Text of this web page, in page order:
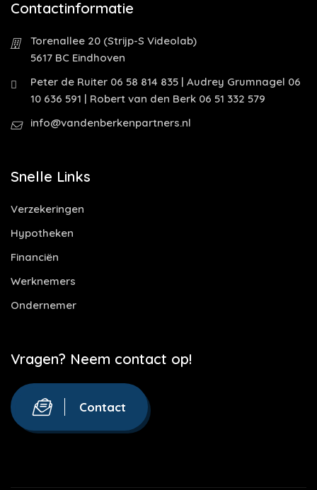
Contactinformatie
Torenallee 20 (Strijp-S Videolab)
5617 BC Eindhoven
Peter de Ruiter 06 58 814 835 | Audrey Grumnagel 06
10 636 591 | Robert van den Berk 06 51 332 579
info@vandenberkenpartners.nl
Snelle Links
Verzekeringen
Hypotheken
Financiën
Werknemers
Ondernemer
Vragen? Neem contact op!
Contact